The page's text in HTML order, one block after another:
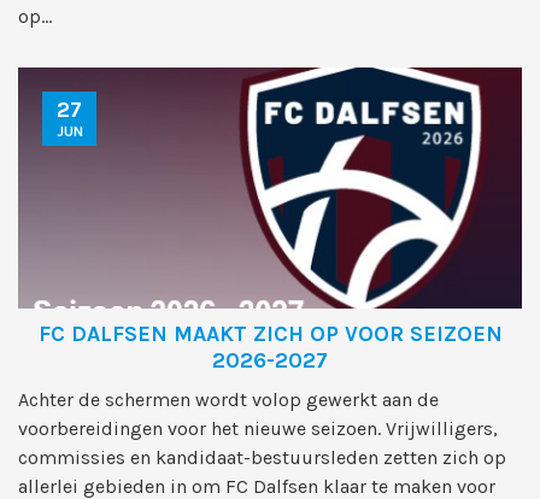
op...
27
JUN
FC DALFSEN MAAKT ZICH OP VOOR SEIZOEN
2026-2027
Achter de schermen wordt volop gewerkt aan de
voorbereidingen voor het nieuwe seizoen. Vrijwilligers,
commissies en kandidaat-bestuursleden zetten zich op
allerlei gebieden in om FC Dalfsen klaar te maken voor